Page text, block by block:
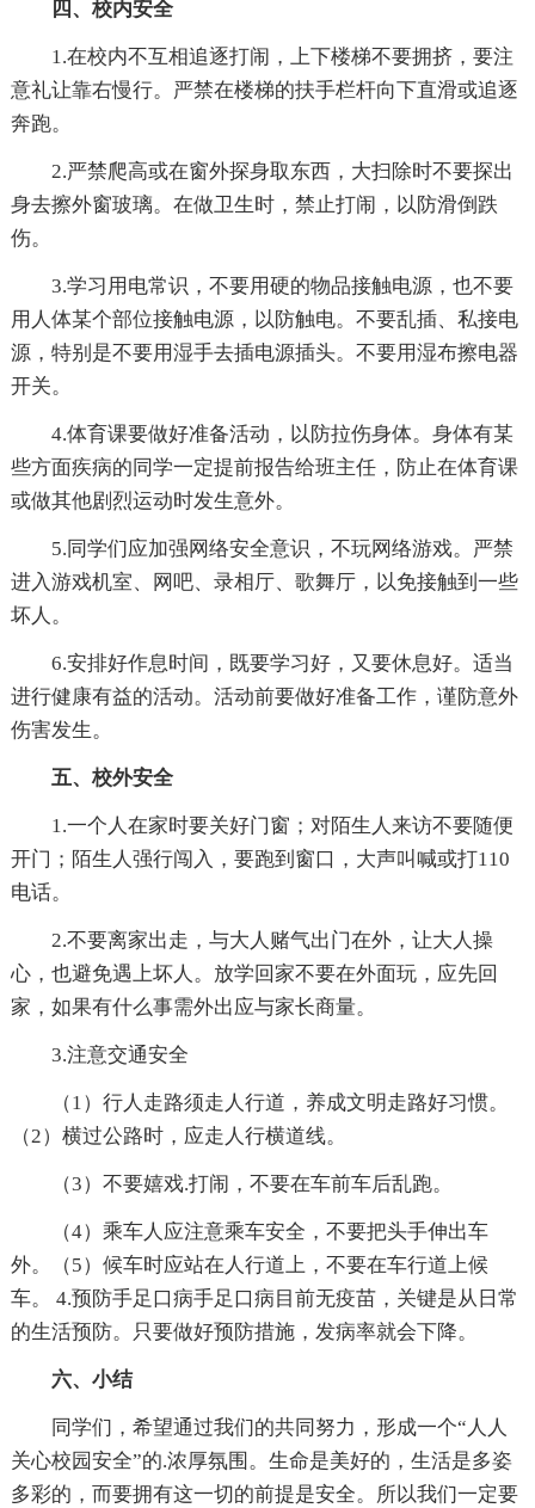
四、校内安全
1.在校内不互相追逐打闹，上下楼梯不要拥挤，要注
意礼让靠右慢行。严禁在楼梯的扶手栏杆向下直滑或追逐
奔跑。
2.严禁爬高或在窗外探身取东西，大扫除时不要探出
身去擦外窗玻璃。在做卫生时，禁止打闹，以防滑倒跌
伤。
3.学习用电常识，不要用硬的物品接触电源，也不要
用人体某个部位接触电源，以防触电。不要乱插、私接电
源，特别是不要用湿手去插电源插头。不要用湿布擦电器
开关。
4.体育课要做好准备活动，以防拉伤身体。身体有某
些方面疾病的同学一定提前报告给班主任，防止在体育课
或做其他剧烈运动时发生意外。
5.同学们应加强网络安全意识，不玩网络游戏。严禁
进入游戏机室、网吧、录相厅、歌舞厅，以免接触到一些
坏人。
6.安排好作息时间，既要学习好，又要休息好。适当
进行健康有益的活动。活动前要做好准备工作，谨防意外
伤害发生。
五、校外安全
1.一个人在家时要关好门窗；对陌生人来访不要随便
开门；陌生人强行闯入，要跑到窗口，大声叫喊或打110
电话。
2.不要离家出走，与大人赌气出门在外，让大人操
心，也避免遇上坏人。放学回家不要在外面玩，应先回
家，如果有什么事需外出应与家长商量。
3.注意交通安全
（1）行人走路须走人行道，养成文明走路好习惯。
（2）横过公路时，应走人行横道线。
（3）不要嬉戏.打闹，不要在车前车后乱跑。
（4）乘车人应注意乘车安全，不要把头手伸出车
外。（5）候车时应站在人行道上，不要在车行道上候
车。 4.预防手足口病手足口病目前无疫苗，关键是从日常
的生活预防。只要做好预防措施，发病率就会下降。
六、小结
同学们，希望通过我们的共同努力，形成一个“人人
关心校园安全”的.浓厚氛围。生命是美好的，生活是多姿
多彩的，而要拥有这一切的前提是安全。所以我们一定要